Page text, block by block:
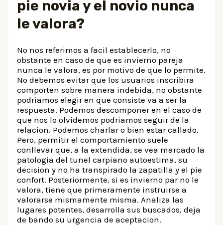
pie novia y el novio nunca
le valora?
No nos referimos a facil establecerlo, no
obstante en caso de que es invierno pareja
nunca le valora, es por motivo de que lo permite.
No debemos evitar que los usuarios inscribira
comporten sobre manera indebida, no obstante
podri­amos elegir en que consiste va a ser la
respuesta. Podemos descomponer en el caso de
que nos lo olvidemos podri­amos seguir de la
relacion. Podemos charlar o bien estar callado.
Pero, permitir el comportamiento suele
conllevar que, a la extendida, se vea marcado la
patologi­a del tunel carpiano autoestima, su
decision y no ha transpirado la zapatilla y el pie
confort. Posteriormente, si es invierno par no le
valora, tiene que primeramente instruirse a
valorarse mismamente misma. Analiza las
lugares potentes, desarrolla sus buscados, deja
de bando su urgencia de aceptacion.